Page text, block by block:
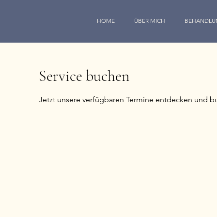
HOME ÜBER MICH
Service buchen
Jetzt unsere verfügbaren Termine entdecken und